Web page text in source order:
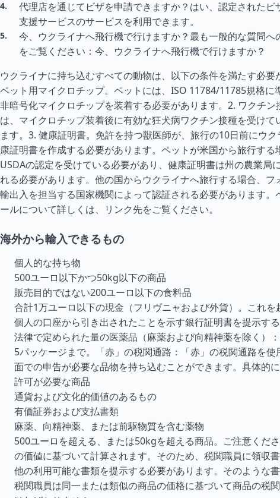
代理店を通じてビザを申請できますか？はい、認定されたビ
支援サービスのサービスを利用できます。
今、ウクライナへ飛行機で行けますか？最も一般的な質問へ
をご覧ください：今、ウクライナへ飛行機で行けますか？
ウクライナに持ち込むすべての動物は、以下の条件を満たす必要
ペット用マイクロチップ。ペットには、ISO 11784/11785規格に
非暗号化マイクロチップを装着する必要があります。2. ワクチン
は、マイクロチップ装着後に有効な狂犬病ワクチン接種を受けて
ます。3. 健康証明書。免許を持つ獣医師が、旅行の10日前にウ
康証明書を作成する必要があります。ペットが米国から旅行する
USDAの認定を受けている必要があり、健康証明書は州の農業局
れる必要があります。他の国からウクライナへ旅行する場合、フ
輸出入を担当する国家機関によって認証される必要があります。
ールについて詳しくは、リンク先をご覧ください。
海外から輸入できるもの
個人的な持ち物
500ユーロ以下かつ50kg以下の商品
販売目的ではない200ユーロ以下の食料品
合計1万ユーロ以下の現金（フリヴニャおよび外貨）。これを
個人の口座から引き出されたことを示す銀行証明書を提示す
法律で定められた量の医薬品（麻薬および向精神薬を除く）
5パッケージまで。「赤」の税関通路：「赤」の税関通路を使
面での申告が必要な品物を持ち込むことができます。具体的に
許可が必要な商品
通貨および文化的価値のあるもの
有価証券および支払書類
麻薬、向精神薬、または前駆物質を含む薬物
500ユーロを超える、または50kgを超える商品。ご注意くだ
の価値に基づいて計算されます。そのため、税関職員に領収
他の利用可能な書類を提示する必要があります。そのような書
税関職員は同一または類似の商品の価格に基づいて商品の税